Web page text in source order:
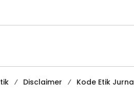
Disclaimer
Kode Etik